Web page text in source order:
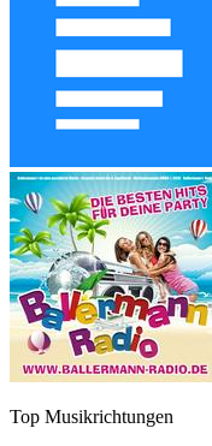
Top Musikrichtungen